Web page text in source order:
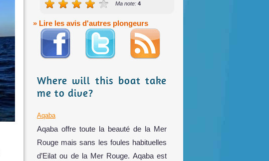
Ma note: 4
» Lire les avis d'autres plongeurs
Where will this boat take
me to dive?
Aqaba
Aqaba offre toute la beauté de la Mer
Rouge mais sans les foules habituelles
d’Eilat ou de la Mer Rouge. Aqaba est